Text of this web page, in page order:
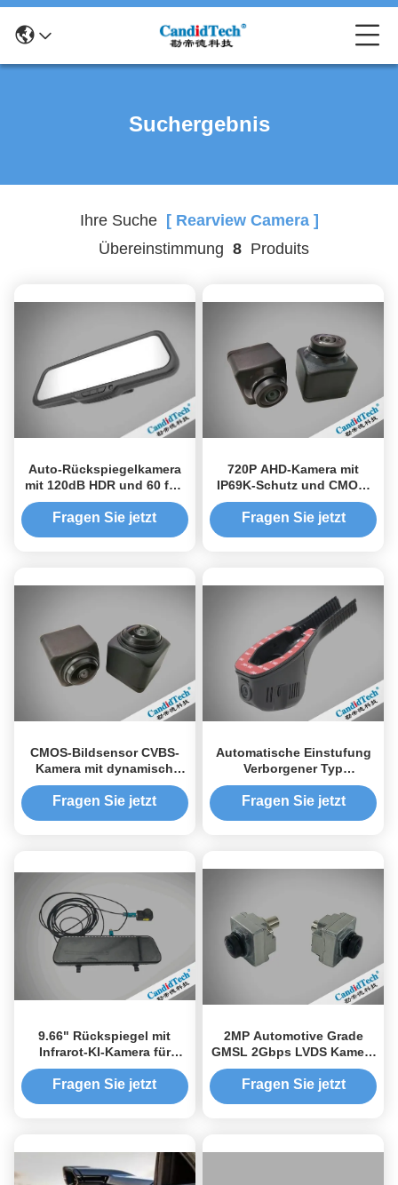
Suchergebnis
Ihre Suche[ Rearview Camera ]
Übereinstimmung 8Produits
Auto-Rückspiegelkamera
mit 120dB HDR und 60 fps
Dual View-Kamera-System
mit Anti-Glanz-Funktion
Fragen Sie jetzt
720P AHD-Kamera mit
IP69K-Schutz und CMOS-
Bildsensor für
Fahrerassistenzsysteme
Fragen Sie jetzt
CMOS-Bildsensor CVBS-
Kamera mit dynamisch
unterstützter Leitung und
IP6K 9K-Zertifizierung
Fragen Sie jetzt
Automatische Einstufung
Verborgener Typ
Verborgene Dash-Kamera
Frontansicht
Fragen Sie jetzt
9.66" Rückspiegel mit
Infrarot-KI-Kamera für
ADAS für den Aftermarket
Fragen Sie jetzt
2MP Automotive Grade
GMSL 2Gbps LVDS Kamera
Fakra Schnittstelle
Fragen Sie jetzt